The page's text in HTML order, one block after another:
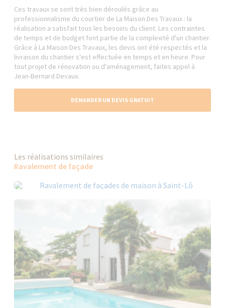
Ces travaux se sont très bien déroulés grâce au
professionnalisme du courtier de La Maison Des Travaux : la
réalisation a satisfait tous les besoins du client. Les contraintes
de temps et de budget font partie de la complexité d'un chantier.
Grâce à La Maison Des Travaux, les devis ont été respectés et la
livraison du chantier s'est effectuée en temps et en heure. Pour
tout projet de rénovation ou d'aménagement, faites appel à
Jean-Bernard Devaux.
DEMANDER UN DEVIS GRATUIT
Les réalisations similaires
Ravalement de façade